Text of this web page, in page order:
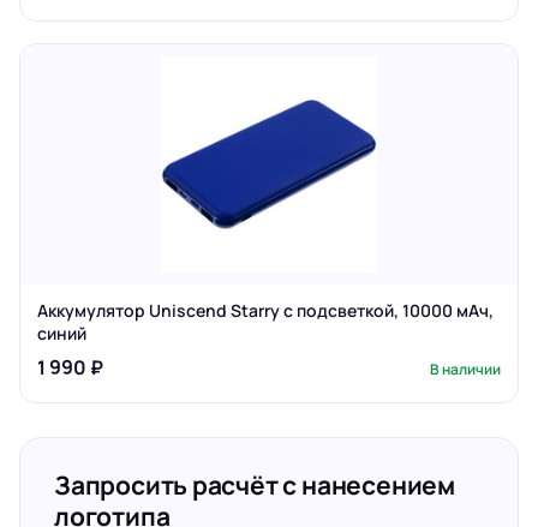
Аккумулятор Uniscend Starry с подсветкой, 10000 мАч,
синий
1 990 ₽ В наличии
Запросить расчёт с нанесением
логотипа